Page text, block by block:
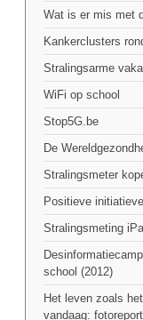
Wat is er mis met
Kankerclusters
Stralingsarme
WiFi op school
Stop5G.be
De
Stralingsmeter
Positieve
Stralingsmeting
school (2012)
Het leven zoals
vandaag: